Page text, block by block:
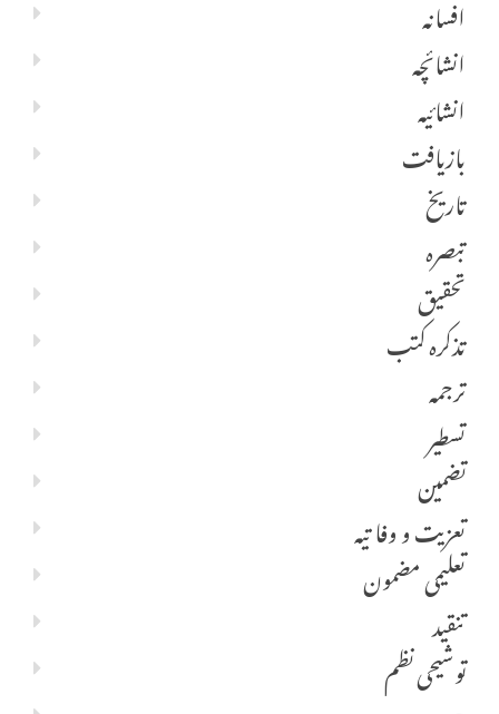
افسانہ
انشائچہ
انشائیہ
بازیافت
تاریخ
تبصرہ
تحقیق
تذکرہ کتب
ترجمہ
تسطیر
تضمین
تعزیت و وفا تیہ
تعلیمی مضمون
تنقید
توشیحی نظم